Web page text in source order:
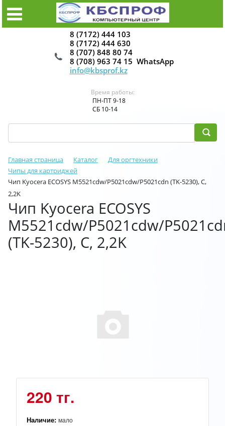
8 (7172) 444 103
8 (7172) 444 630
8 (707) 848 80 74
8 (708) 963 74 15 WhatsApp
info@kbsprof.kz
Время работы:
ПН-ПТ 9-18
СБ 10-14
Главная страница Каталог
Для оргтехники
Чипы для картриджей
Чип Kyocera ECOSYS M5521cdw/P5021cdw/P5021cdn (TK-5230), C,
2,2K
Чип Kyocera ECOSYS
M5521cdw/P5021cdw/
(TK-5230), C, 2,2K
220 тг.
Наличие: мало